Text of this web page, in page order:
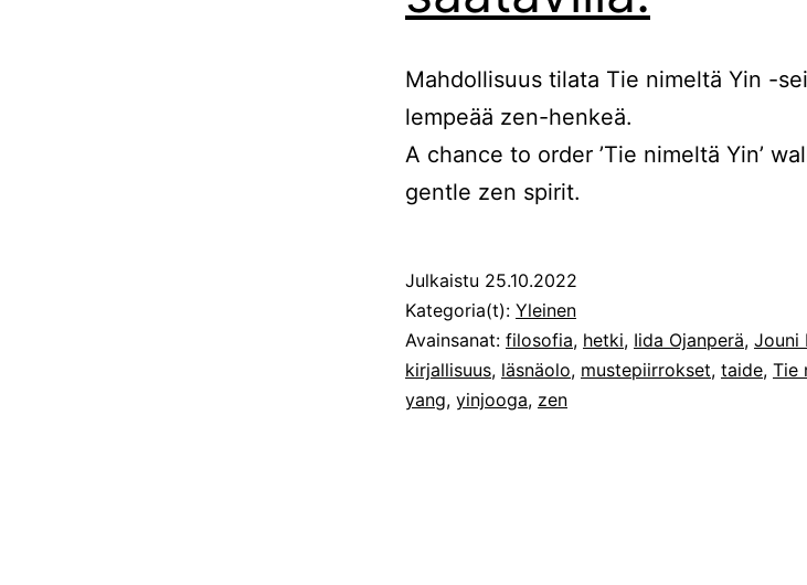
Mahdollisuus tilata Tie nimeltä Yin -
lempeää zen-henkeä.
A chance to order ’Tie nimeltä Yin’
gentle zen spirit.
Julkaistu 25.10.2022
Kategoria(t): Yleinen
Avainsanat: filosofia, hetki, Iida Ojanperä, Jouni
kirjallisuus, läsnäolo, mustepiirrokset, taide, Tie
yang, yinjooga, zen